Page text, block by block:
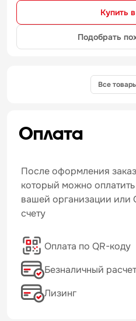
Купить
Подобрать
Все
Оплата
После оформления
который можно
вашей организации или
счету
Оплата по QR-коду
Безналичный
Лизинг